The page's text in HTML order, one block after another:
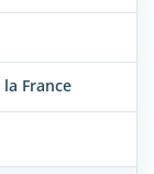
France